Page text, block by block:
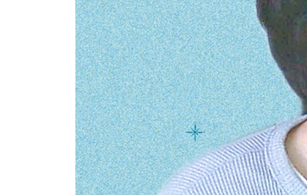
피해자라는 위치
4. 사랑이 나에게 가르쳐 준 것들
내가 생각하는 사랑
나의 이상형
나를 아껴줄 사람을 알아보기
사랑 속에서 나를 잃어버리지 않는 법
평소의 내가 나를 설명한다
연애에서 주고받는 것들
맞춰 간다는 것의 의미